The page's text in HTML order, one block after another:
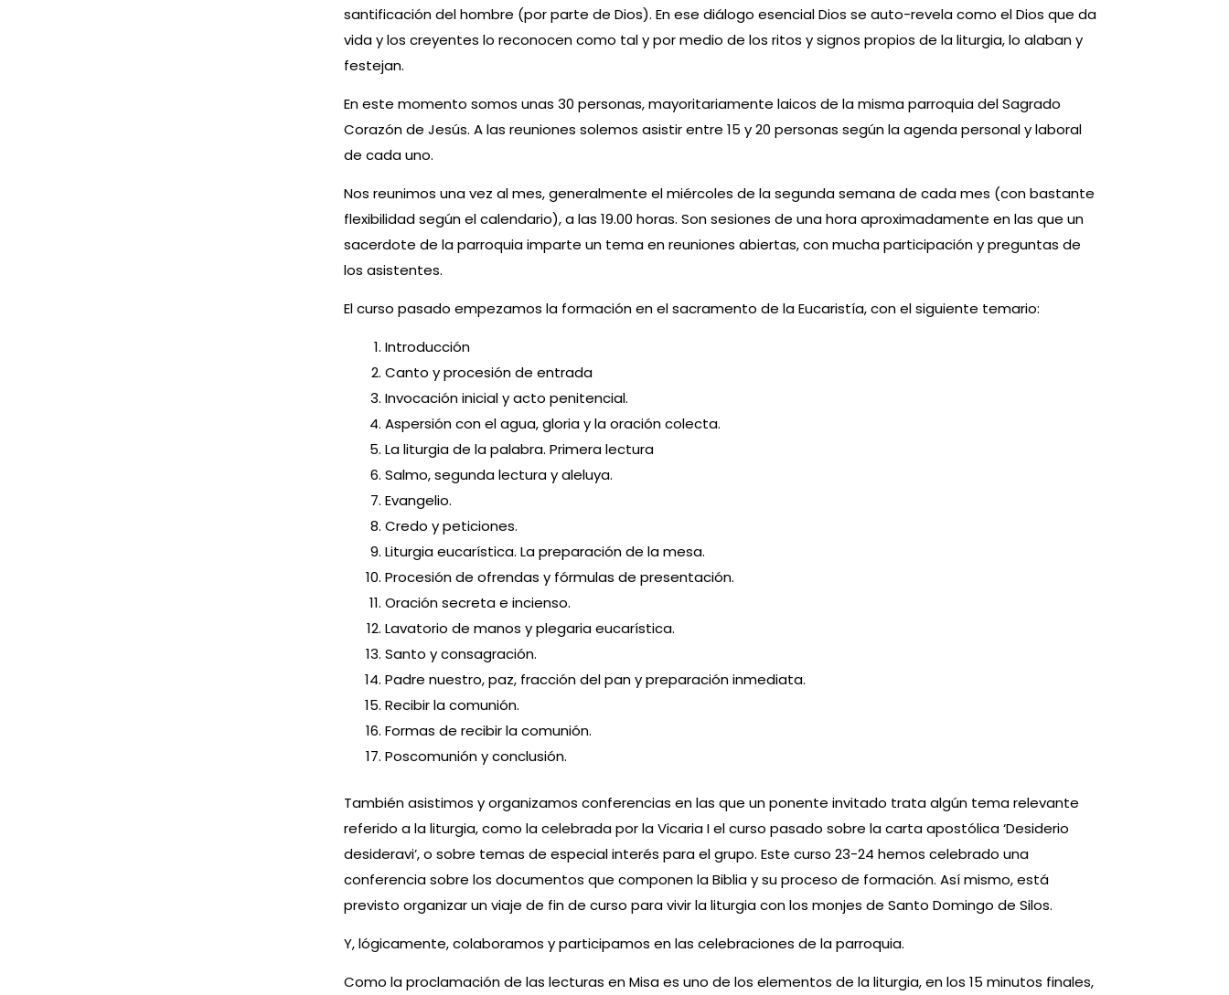
santificación del hombre (por parte de Dios). En ese diálogo esencial Dios se auto-revela como el Dios que da
vida y los creyentes lo reconocen como tal y por medio de los ritos y signos propios de la liturgia, lo alaban y
festejan.
En este momento somos unas 30 personas, mayoritariamente laicos de la misma parroquia del Sagrado
Corazón de Jesús. A las reuniones solemos asistir entre 15 y 20 personas según la agenda personal y laboral
de cada uno.
Nos reunimos una vez al mes, generalmente el miércoles de la segunda semana de cada mes (con bastante
flexibilidad según el calendario), a las 19.00 horas. Son sesiones de una hora aproximadamente en las que un
sacerdote de la parroquia imparte un tema en reuniones abiertas, con mucha participación y preguntas de
los asistentes.
El curso pasado empezamos la formación en el sacramento de la Eucaristía, con el siguiente temario:
Introducción
Canto y procesión de entrada
Invocación inicial y acto penitencial.
Aspersión con el agua, gloria y la oración colecta.
La liturgia de la palabra. Primera lectura
Salmo, segunda lectura y aleluya.
Evangelio.
Credo y peticiones.
Liturgia eucarística. La preparación de la mesa.
Procesión de ofrendas y fórmulas de presentación.
Oración secreta e incienso.
Lavatorio de manos y plegaria eucarística.
Santo y consagración.
Padre nuestro, paz, fracción del pan y preparación inmediata.
Recibir la comunión.
Formas de recibir la comunión.
Poscomunión y conclusión.
También asistimos y organizamos conferencias en las que un ponente invitado trata algún tema relevante
referido a la liturgia, como la celebrada por la Vicaria I el curso pasado sobre la carta apostólica ‘Desiderio
desideravi’, o sobre temas de especial interés para el grupo. Este curso 23-24 hemos celebrado una
conferencia sobre los documentos que componen la Biblia y su proceso de formación. Así mismo, está
previsto organizar un viaje de fin de curso para vivir la liturgia con los monjes de Santo Domingo de Silos.
Y, lógicamente, colaboramos y participamos en las celebraciones de la parroquia.
Como la proclamación de las lecturas en Misa es uno de los elementos de la liturgia, en los 15 minutos finales,